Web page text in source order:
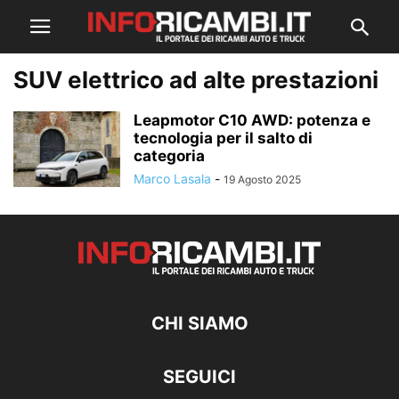
SUV elettrico ad alte prestazioni
Leapmotor C10 AWD: potenza e
tecnologia per il salto di
categoria
Marco Lasala - 19 Agosto 2025
CHI SIAMO
SEGUICI